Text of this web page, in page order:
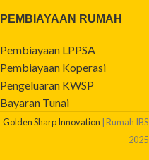
PEMBIAYAAN RUMAH
Pembiayaan LPPSA
Pembiayaan Koperasi
Pengeluaran KWSP
Bayaran Tunai
Golden Sharp Innovation | Rumah IBS |
2025 |